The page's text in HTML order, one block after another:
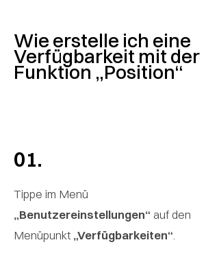
Wie erstelle ich eine
Verfügbarkeit mit der
Funktion „Position“
01.
Tippe im Menü
„Benutzereinstellungen“ auf den
Menüpunkt „Verfügbarkeiten“